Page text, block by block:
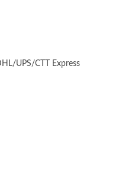
UPS/CTT Express